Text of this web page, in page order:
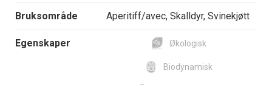
Bruksområde Aperitiff/avec, Skalldyr, Svinekjøtt
Egenskaper Økologisk
Biodynamisk